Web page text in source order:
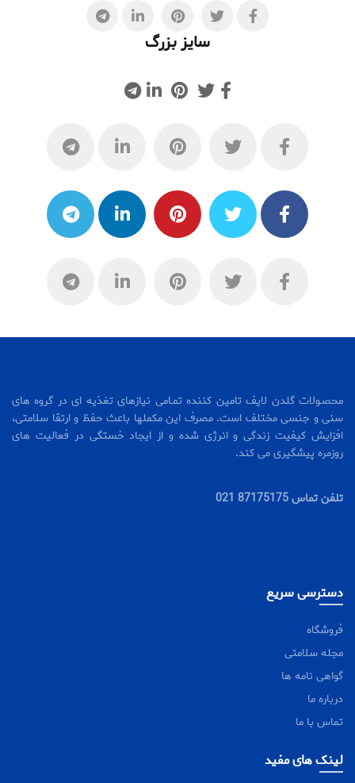
سایز بزرگ
محصـولات گلدن لایف تامین کننده تمـامی نیازهای تغذیه ای در گروه های
سنی و جنسی مختلف است. مصرف این مکملها باعث حفظ و ارتقا سلامتی،
افزایش کیفیت زندگی و انرژی شده و از ایجاد خستگی در فعالیت های
روزمره پیشگیری می کند.
تلفن تماس 87175175 021
دسترسی سریع
فروشگاه
مجله سلامتی
گواهی نامه ها
درباره ما
تماس با ما
لینک های مفید